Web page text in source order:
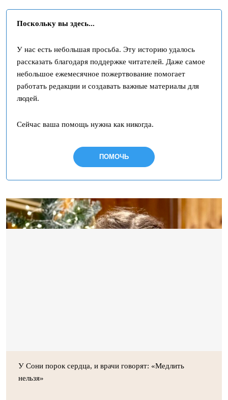
Поскольку вы здесь...
У нас есть небольшая просьба. Эту историю удалось
рассказать благодаря поддержке читателей. Даже самое
небольшое ежемесячное пожертвование помогает
работать редакции и создавать важные материалы для
людей.
Сейчас ваша помощь нужна как никогда.
ПОМОЧЬ
У Сони порок сердца, и врачи говорят: «Медлить
нельзя»